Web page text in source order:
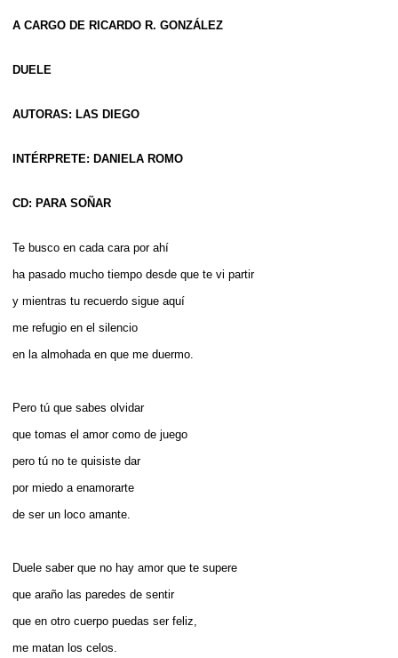
A CARGO DE RICARDO R. GONZÁLEZ
DUELE
AUTORAS: LAS DIEGO
INTÉRPRETE: DANIELA ROMO
CD: PARA SOÑAR
Te busco en cada cara por ahí
ha pasado mucho tiempo desde que te vi partir
y mientras tu recuerdo sigue aquí
me refugio en el silencio
en la almohada en que me duermo.
Pero tú que sabes olvidar
que tomas el amor como de juego
pero tú no te quisiste dar
por miedo a enamorarte
de ser un loco amante.
Duele saber que no hay amor que te supere
que araño las paredes de sentir
que en otro cuerpo puedas ser feliz,
me matan los celos.